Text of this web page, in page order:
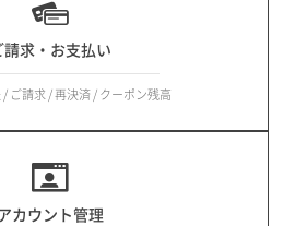
請求・お支払い
ご請求 / 再決済 / クーポン残高
カウント管理